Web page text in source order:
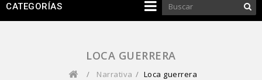
CATEGORÍAS
LOCA GUERRERA
/ Narrativa / Loca guerrera